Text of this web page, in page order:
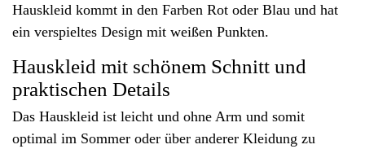
Hauskleid kommt in den Farben Rot oder Blau und hat
ein verspieltes Design mit weißen Punkten.
Hauskleid mit schönem Schnitt und
praktischen Details
Das Hauskleid ist leicht und ohne Arm und somit
optimal im Sommer oder über anderer Kleidung zu